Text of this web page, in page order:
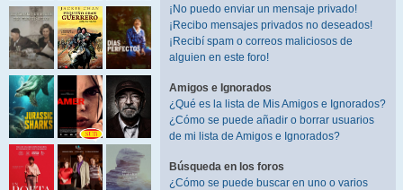
¡No puedo enviar un mensaje privado!
¡Recibo mensajes privados no deseados!
¡Recibí spam o correos maliciosos de
alguien en este foro!
Amigos e Ignorados
¿Qué es la lista de Mis Amigos e Ignorados?
¿Cómo se puede añadir o borrar usuarios
de mi lista de Amigos e Ignorados?
Búsqueda en los foros
¿Cómo se puede buscar en uno o varios